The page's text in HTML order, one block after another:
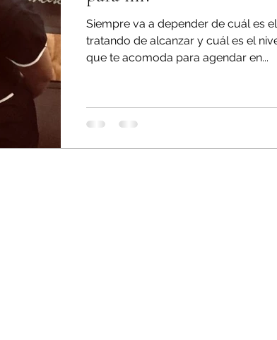
Siempre va a depender de cuál es
tratando de alcanzar y cuál es el
que te acomoda para agendar en...